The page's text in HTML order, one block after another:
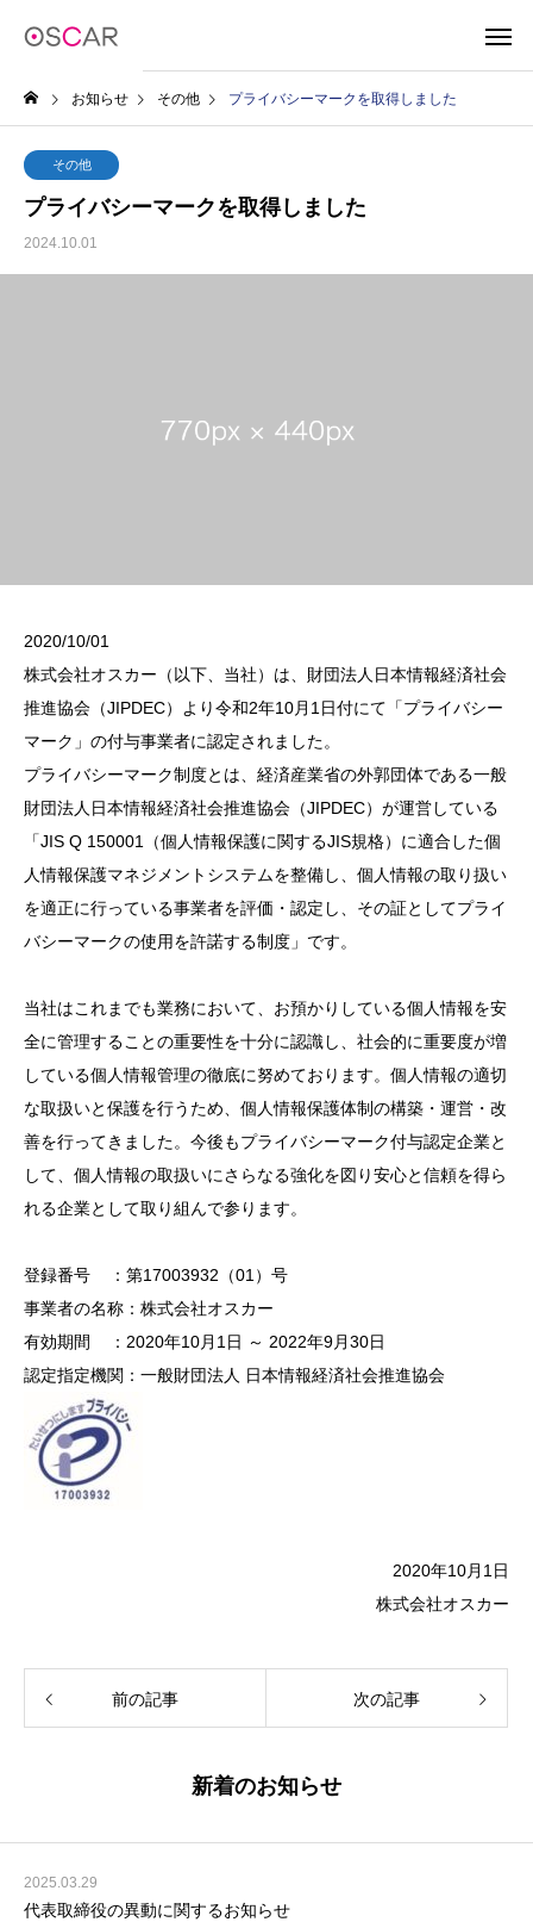
お知らせ その他 プライバシーマークを取得しました
その他
プライバシーマークを取得しました
2024.10.01
2020/10/01
株式会社オスカー（以下、当社）は、財団法人日本情報経済社会
推進協会（JIPDEC）より令和2年10月1日付にて「プライバシー
マーク」の付与事業者に認定されました。
プライバシーマーク制度とは、経済産業省の外郭団体である一般
財団法人日本情報経済社会推進協会（JIPDEC）が運営している
「JIS Q 150001（個人情報保護に関するJIS規格）に適合した個
人情報保護マネジメントシステムを整備し、個人情報の取り扱い
を適正に行っている事業者を評価・認定し、その証としてプライ
バシーマークの使用を許諾する制度」です。
当社はこれまでも業務において、お預かりしている個人情報を安
全に管理することの重要性を十分に認識し、社会的に重要度が増
している個人情報管理の徹底に努めております。個人情報の適切
な取扱いと保護を行うため、個人情報保護体制の構築・運営・改
善を行ってきました。今後もプライバシーマーク付与認定企業と
して、個人情報の取扱いにさらなる強化を図り安心と信頼を得ら
れる企業として取り組んで参ります。
登録番号 ：第17003932（01）号
事業者の名称：株式会社オスカー
有効期間 ：2020年10月1日 ～ 2022年9月30日
認定指定機関：一般財団法人 日本情報経済社会推進協会
2020年10月1日
株式会社オスカー
前の記事 次の記事
新着のお知らせ
2025.03.29
代表取締役の異動に関するお知らせ